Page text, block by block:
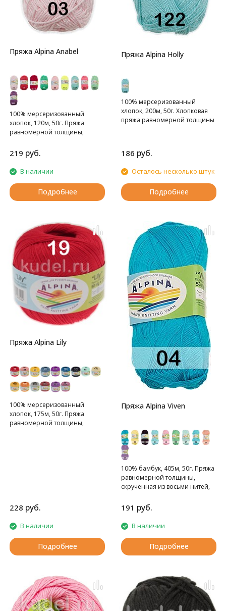
Пряжа Alpina Anabel
100% мерсеризованный
хлопок, 120м, 50г. Пряжа
равномерной толщины,
219 руб.
В наличии
Подробнее
Пряжа Alpina Holly
100% мерсеризованный
хлопок, 200м, 50г. Хлопковая
пряжа равномерной толщины
186 руб.
Осталось несколько штук
Подробнее
Пряжа Alpina Lily
100% мерсеризованный
хлопок, 175м, 50г. Пряжа
равномерной толщины,
228 руб.
В наличии
Подробнее
Пряжа Alpina Viven
100% бамбук, 405м, 50г. Пряжа
равномерной толщины,
скрученная из восьми нитей,
191 руб.
В наличии
Подробнее